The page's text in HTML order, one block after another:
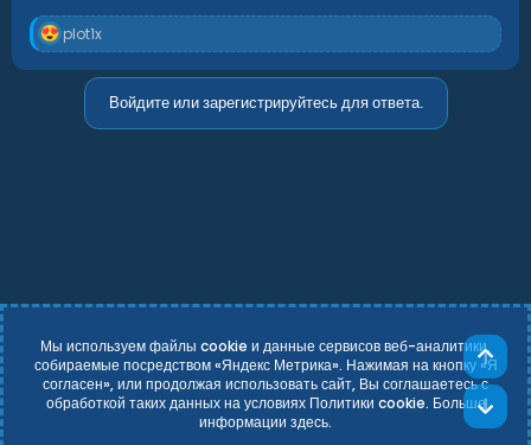
Р
е
а
plot1x
Войдите или зарегистрируйтесь для ответа.
Russian (RU)
Условия и правила
Политика конфиденциальности
Справка Главная
R
Мы используем файлы cookie и данные сервисов веб-аналитики,
собираемые посредством «Яндекс Метрика». Нажимая на кнопку «Я
согласен», или продолжая использовать сайт, Вы соглашаетесь с
обработкой таких данных на условиях Политики cookie. Больше
информации здесь.